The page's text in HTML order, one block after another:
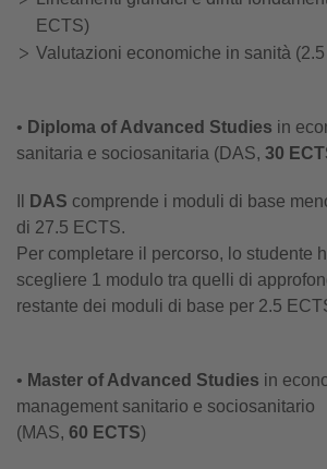
ECTS)
Valutazioni economiche in sanità
• Diploma of Advanced Studies in
sanitaria e sociosanitaria (DAS, 30
DAS comprende i moduli di base
di 27.5 ECTS.
Per completare il percorso, lo studente
scegliere 1 modulo tra quelli di
restante dei moduli di base per 2.5
• Master of Advanced Studies in
management sanitario e sociosanitario
(MAS, 60 ECTS)